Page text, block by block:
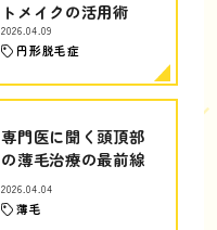
トメイクの活用術
2026.04.09
円形脱毛症
専門医に聞く頭頂部
の薄毛治療の最前線
2026.04.04
薄毛